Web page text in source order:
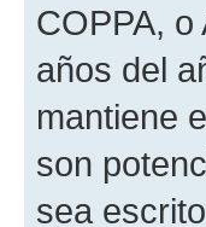
COPPA,
años del
mantiene
son
sea